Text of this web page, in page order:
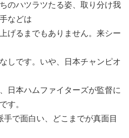
のハツラツたる姿、取り分け我
などは
げるまでもありません。来シー
しです。いや、日本チャンピオ
日本ハムファイターズが監督に
す。
で面白い、どこまでが真面目